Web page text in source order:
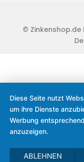
© Zinkenshop.de
Diese Seite nutzt
um ihre Dienste
Werbung
anzuzeigen.
ABLEHNEN